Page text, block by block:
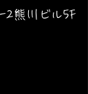
2熊川ビル5F